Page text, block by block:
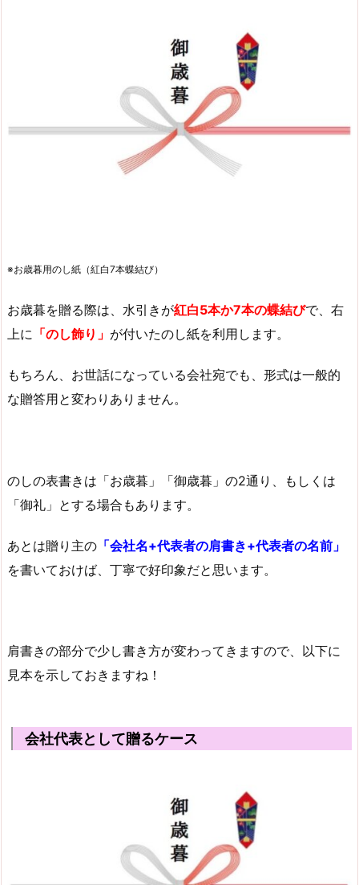
※お歳暮用のし紙（紅白7本蝶結び）
お歳暮を贈る際は、水引きが紅白5本か7本の蝶結びで、右
上に 「のし飾り」 が付いたのし紙を利用します。
もちろん、お世話になっている会社宛でも、形式は一般的
な贈答用と変わりありません。
のしの表書きは「お歳暮」「御歳暮」の2通り、もしくは
「御礼」とする場合もあります。
あとは贈り主の 「会社名+代表者の肩書き+代表者の名前」
を書いておけば、丁寧で好印象だと思います。
肩書きの部分で少し書き方が変わってきますので、以下に
見本を示しておきますね！
会社代表として贈るケース